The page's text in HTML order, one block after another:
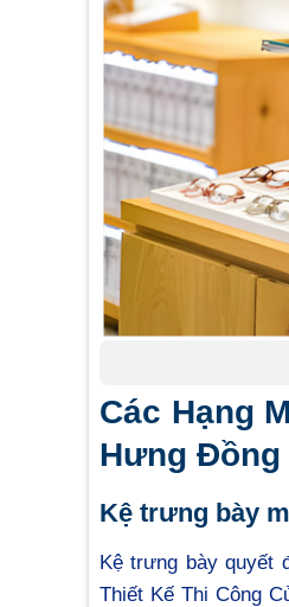
Các Hạng
Hưng Đồng
Kệ trưng bày
Kệ trưng bày quyết
Thiết Kế Thi Công